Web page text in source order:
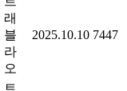
래
블
라
오
2025.10.10 7447
트